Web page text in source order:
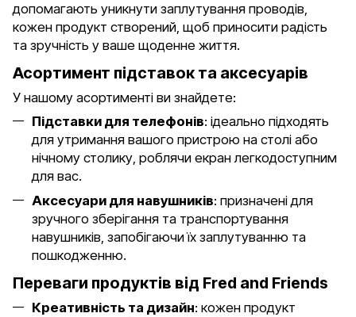
допомагають уникнути заплутування проводів,
кожен продукт створений, щоб приносити радість
та зручність у ваше щоденне життя.
Асортимент підставок та аксесуарів
У нашому асортименті ви знайдете:
Підставки для телефонів: ідеально підходять
для утримання вашого пристрою на столі або
нічному столику, роблячи екран легкодоступним
для вас.
Аксесуари для навушників: призначені для
зручного зберігання та транспортування
навушників, запобігаючи їх заплутуванню та
пошкодженню.
Переваги продуктів від Fred and Friends
Креативність та дизайн: кожен продукт